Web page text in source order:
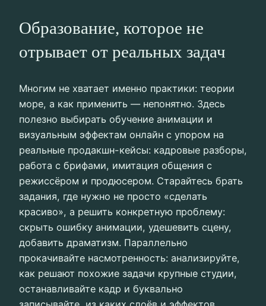
Образование, которое не
отрывает от реальных задач
Многим не хватает именно практики: теории
море, а как применить — непонятно. Здесь
полезно выбирать обучение анимации и
визуальным эффектам онлайн с упором на
реальные продакшн-кейсы: кадровые разборы,
работа с брифами, имитация общения с
режиссёром и продюсером. Старайтесь брать
задания, где нужно не просто «сделать
красиво», а решить конкретную проблему:
скрыть ошибку анимации, удешевить сцену,
добавить драматизм. Параллельно
прокачивайте насмотренность: анализируйте,
как решают похожие задачи крупные студии,
останавливайте кадр и буквально